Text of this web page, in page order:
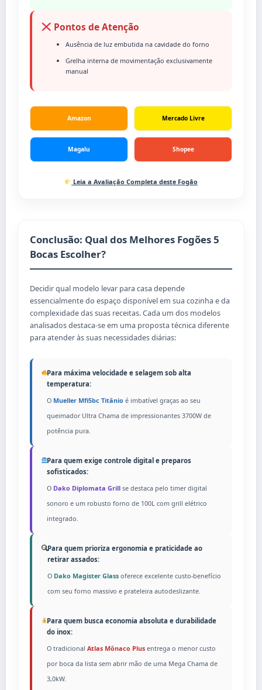
Pontos de Atenção
Ausência de luz embutida na cavidade do forno
Grelha interna de movimentação exclusivamente
manual
Amazon Mercado Livre
Magalu Shopee
Leia a Avaliação Completa deste Fogão
Conclusão: Qual dos Melhores Fogões 5
Bocas Escolher?
Decidir qual modelo levar para casa depende
essencialmente do espaço disponível em sua cozinha e da
complexidade das suas receitas. Cada um dos modelos
analisados destaca-se em uma proposta técnica diferente
para atender às suas necessidades diárias:
Para máxima velocidade e selagem sob alta
temperatura:
O Mueller Mfi5bc Titânioé imbatível graças ao seu
queimador Ultra Chama de impressionantes 3700W de
potência pura.
Para quem exige controle digital e preparos
sofisticados:
O Dako Diplomata Grill se destaca pelo timer digital
sonoro e um robusto forno de 100L com grill elétrico
integrado.
Para quem prioriza ergonomia e praticidade ao
retirar assados:
O Dako Magister Glassoferece excelente custo-benefício
com seu forno massivo e prateleira autodeslizante.
Para quem busca economia absoluta e durabilidade
do inox:
O tradicional Atlas Mônaco Plusentrega o menor custo
por boca da lista sem abrir mão de uma Mega Chama de
3,0kW.